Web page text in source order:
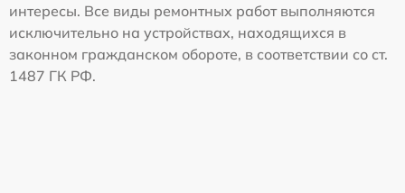
интересы. Все виды ремонтных работ выполняются
исключительно на устройствах, находящихся в
законном гражданском обороте, в соответствии со ст.
1487 ГК РФ.